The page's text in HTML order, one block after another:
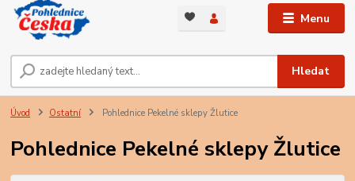
Menu
Hledat
Úvod Ostatní Pohlednice Pekelné sklepy Žlutice
Pohlednice Pekelné sklepy Žlutice